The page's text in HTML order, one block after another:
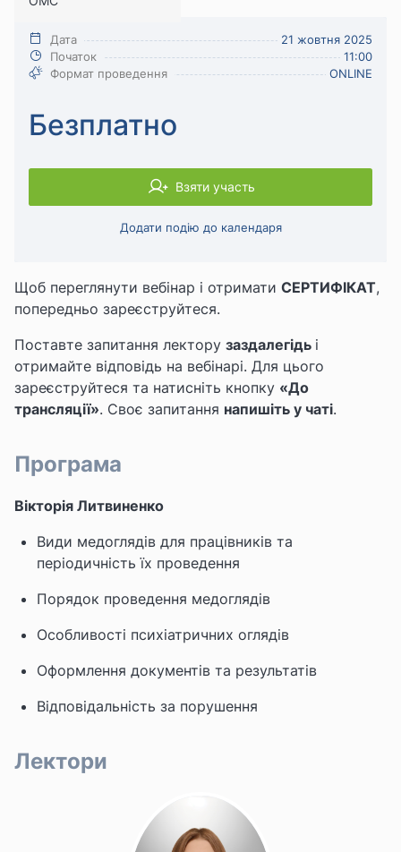
Безпека праці
Щоб переглянути вебінар і отримати СЕРТИФІКАТ,
попередньо зареєструйтеся.
Поставте запитання лектору заздалегідь і
отримайте відповідь на вебінарі. Для цього
зареєструйтеся та натисніть кнопку «До
трансляції». Своє запитання напишіть у чаті.
Програма
Вікторія Литвиненко
Види медоглядів для працівників та
періодичність їх проведення
Порядок проведення медоглядів
Особливості психіатричних оглядів
Оформлення документів та результатів
Відповідальність за порушення
Лектори
Дата
21 жовтня 2025
Початок
11:00
Формат проведення
ONLINE
Безплатно
Взяти участь
Додати подію до календаря